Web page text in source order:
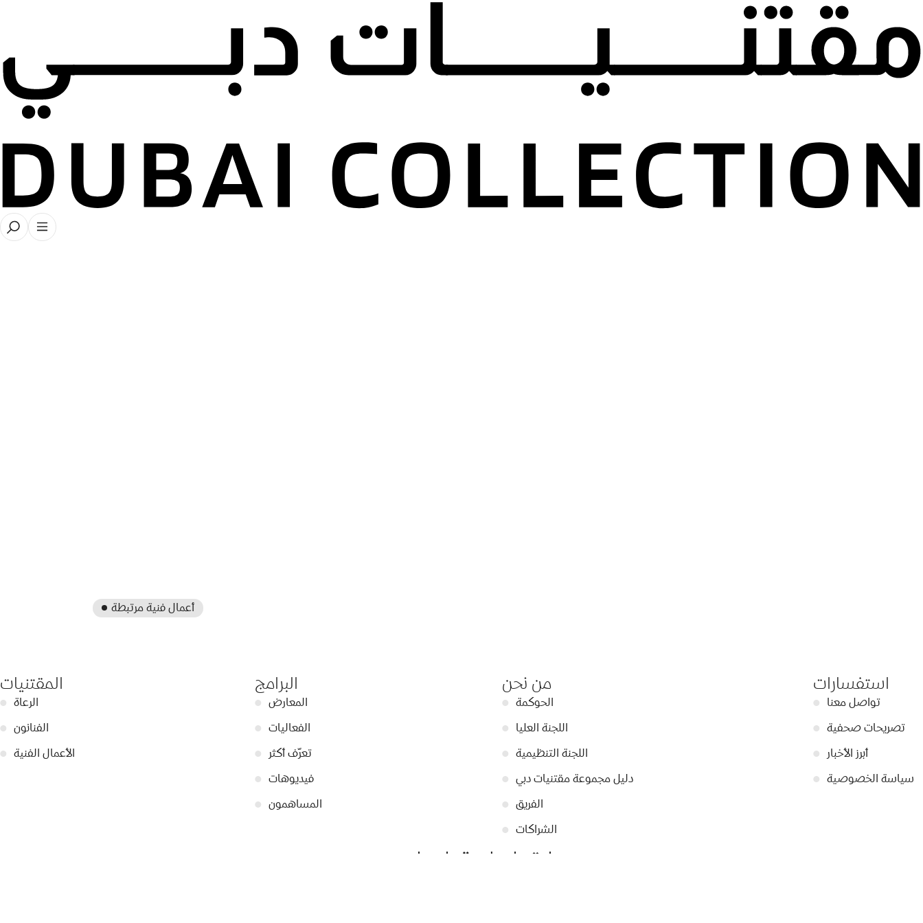
مجموعة نسرين وتيمور سلام
أعمال فنية مرتبطة
المقتنيات
● الرعاة
● الفنانون
● الأعمال الفنية
البرامج
● المعارض
● الفعاليات
●
تعرّف أكثر
● فيديوهات
● المساهمون
من نحن
● الحوكمة
● اللجنة العليا
● اللجنة التنظيمية
● دليل مجموعة مقتنيات دبي
● الفريق
● الشراكات
استفسارات
● تواصل معنا
● تصريحات صحفية
●
أبرز الأخبار
● سياسة الخصوصية
ابقوا على تواصل